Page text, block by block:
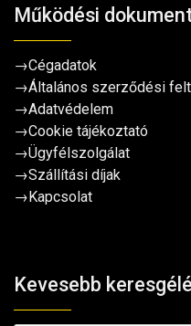
Működési
→Cégadatok
→Általános szerződési
→Adatvédelem
→Cookie tájékoztató
→Ügyfélszolgálat
→Szállítási díjak
→Kapcsolat
Kevesebb